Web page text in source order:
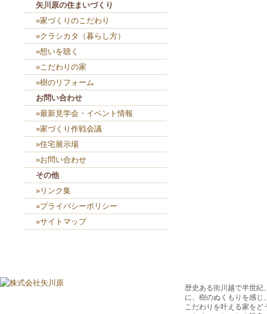
矢川原の住まいづくり
»家づくりのこだわり
»クラシカタ（暮らし方）
»想いを聴く
»こだわりの家
»樹のリフォーム
お問い合わせ
»最新見学会・イベント情報
»家づくり作戦会議
»住宅展示場
»お問い合わせ
その他
»リンク集
»プライバシーポリシー
»サイトマップ
歴史ある街川越で半世紀
に、樹のぬくもりを感じ
こだわりを叶える家をど